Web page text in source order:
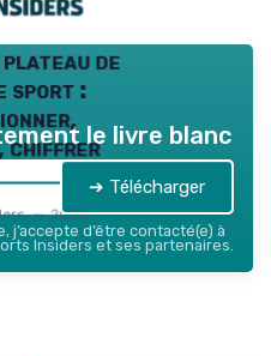
de
sport :
chiffrer
— 2026
le livre blanc
➔ Télécharger
j’accepte d’être contacté(e) à
Insiders et ses partenaires.